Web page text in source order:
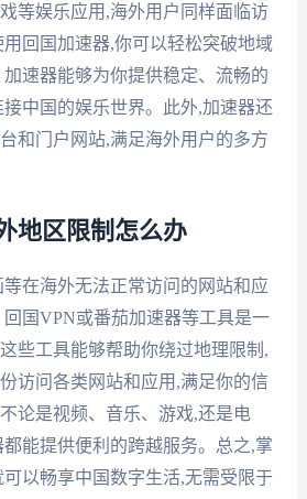
等娱乐应用,海外用户同样面临访
回国加速器,你可以轻松突破地域
速器能够为你提供稳定、流畅的
中国的娱乐世界。此外,加速器还
和门户网站,满足海外用户的多方
地区限制怎么办
在海外无法正常访问的网站和应
国VPN或番茄加速器等工具是一
些工具能够帮助你绕过地理限制,
访问各类网站和应用,满足你的信
论是视频、音乐、游戏,还是电
能提供便利的跨越服务。总之,掌
以畅享中国数字生活,无需受限于